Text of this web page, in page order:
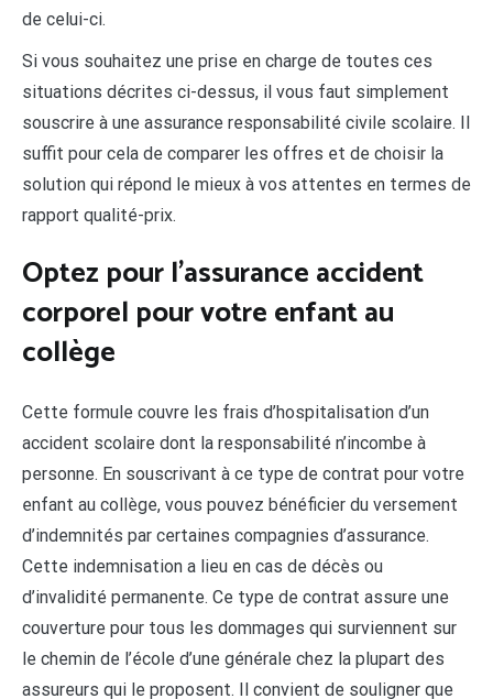
de celui-ci.
Si vous souhaitez une prise en charge de toutes ces
situations décrites ci-dessus, il vous faut simplement
souscrire à une assurance responsabilité civile scolaire. Il
suffit pour cela de comparer les offres et de choisir la
solution qui répond le mieux à vos attentes en termes de
rapport qualité-prix.
Optez pour l’assurance accident
corporel pour votre enfant au
collège
Cette formule couvre les frais d’hospitalisation d’un
accident scolaire dont la responsabilité n’incombe à
personne. En souscrivant à ce type de contrat pour votre
enfant au collège, vous pouvez bénéficier du versement
d’indemnités par certaines compagnies d’assurance.
Cette indemnisation a lieu en cas de décès ou
d’invalidité permanente. Ce type de contrat assure une
couverture pour tous les dommages qui surviennent sur
le chemin de l’école d’une générale chez la plupart des
assureurs qui le proposent. Il convient de souligner que